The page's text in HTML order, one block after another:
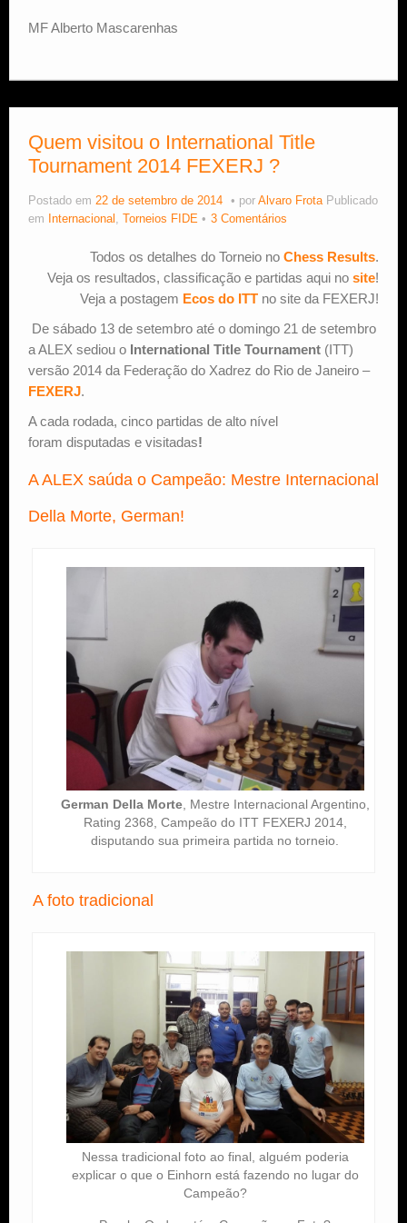
MF Alberto Mascarenhas
Quem visitou o International Title
Tournament 2014 FEXERJ ?
Postado em 22 de setembro de 2014 por Alvaro Frota Publicado
em
Internacional , Torneios FIDE 3 Comentários
Todos os detalhes do Torneio no Chess Results.
Veja os resultados, classificação e partidas aqui no site!
Veja a postagem Ecos do ITT no site da FEXERJ!
De sábado 13 de setembro até o domingo 21 de setembro
a ALEX sediou o International Title Tournament (ITT)
versão 2014 da Federação do Xadrez do Rio de Janeiro –
FEXERJ.
A cada rodada, cinco partidas de alto nível
foram disputadas e visitadas!
A ALEX saúda o Campeão: Mestre Internacional
Della Morte, German!
German Della Morte, Mestre Internacional Argentino,
Rating 2368, Campeão do ITT FEXERJ 2014,
disputando sua primeira partida no torneio.
A foto tradicional
Nessa tradicional foto ao final, alguém poderia
explicar o que o Einhorn está fazendo no lugar do
Campeão?